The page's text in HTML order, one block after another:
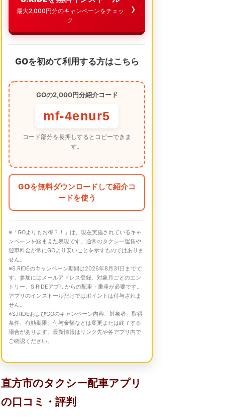
最大2,000円分のキャンペーンをチェッ
ク
GOを初めて利用する方はこちら
GOの2,000円分紹介コード
mf-4enur5
コード部分を長押しするとコピーできま
す。
GOを無料ダウンロードして紹介コ
ードを使う
※「GOよりもお得？！」は、現在実施されているキャ
ンペーンを踏まえた表現です。通常のタクシー運賃や
迎車料金が常にGOより安いことを示すものではありま
せん。
※S.RIDEのキャンペーン期間は2026年8月31日までで
す。参加にはメールアドレス登録、対象月ごとのエン
トリー、S.RIDEアプリからの配車・乗車が必要です。
アプリのインストールだけではポイントは付与されま
せん。
※S.RIDEおよびGOのキャンペーン内容、対象者、取得
条件、有効期限、付与金額などは変更または終了する
場合があります。最新情報はリンク先や各アプリ内で
ご確認ください。
直方市のタクシー配車アプリ
の口コミ・評判